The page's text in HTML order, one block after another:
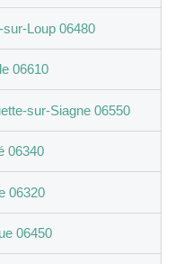
Loup 06480
06610
sur-Siagne 06550
06340
06320
06450